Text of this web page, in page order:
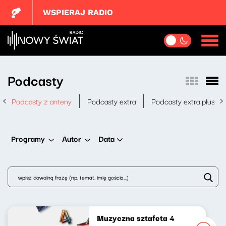
WSPIERAJ RADIO
Podcasty
Podcasty z anteny Podcasty extra Podcasty extra plus
Programy Autor Data
Muzyczna sztafeta 4